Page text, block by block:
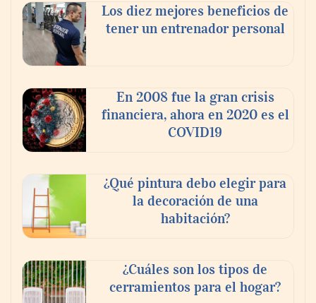
‘El ransomware se puede vencer. No
Ricardo Palacio Escobar
Los diez mejores beneficios de
tener un entrenador personal
En 2008 fue la gran crisis
financiera, ahora en 2020 es el
COVID19
¿Qué pintura debo elegir para
la decoración de una
habitación?
¿Cuáles son los tipos de
cerramientos para el hogar?